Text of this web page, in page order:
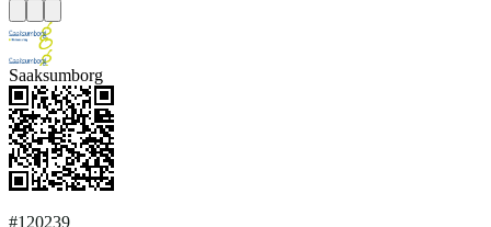
Saaksumborg
#120239